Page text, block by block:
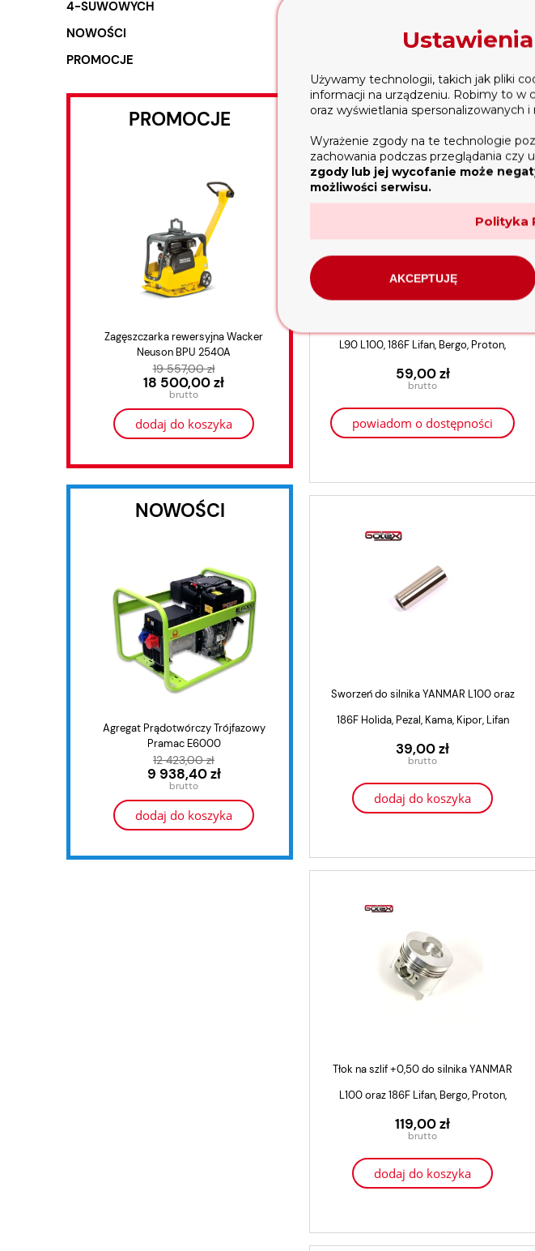
4-SUWOWYCH
NOWOŚCI
PROMOCJE
PROMOCJE
Zagęszczarka rewersyjna Wacker
Neuson BPU 2540A
19 557,00 zł
18 500,00 zł
dodaj do koszyka
Agregat prądotwórczy, generator
Holida WM 8500E 7,7 kW
3 499,00 zł
3 299,00 zł
dodaj do koszyka
NOWOŚCI
Agregat Prądotwórczy Trójfazowy
Pramac E6000
12 423,00 zł
9 938,40 zł
dodaj do koszyka
Agregat Prądotwórczy Trójfazowy
Pramac DX8500
11 070,00 zł
dodaj do koszyka
dodaj do koszyka
L90 L100, 186F Lifan, Bergo, Proton,
Kraftwele, Genezo
59,00 zł
powiadom o dostępności
Sworzeń do silnika YANMAR L100 oraz
186F Holida, Pezal, Kama, Kipor, Lifan
39,00 zł
dodaj do koszyka
Tłok na szlif +0,50 do silnika YANMAR
L100 oraz 186F Lifan, Bergo, Proton,
Kraftwele, Genezo
119,00 zł
dodaj do koszyka
Używamy technologii, takich jak pliki
informacji na urządzeniu. Robimy to w
oraz wyświetlania spersonalizowanych
Wyrażenie zgody na te technologie
zachowania podczas przeglądania czy
zgody lub jej wycofanie może
możliwości serwisu.
Polityka
AKCEPTUJĘ